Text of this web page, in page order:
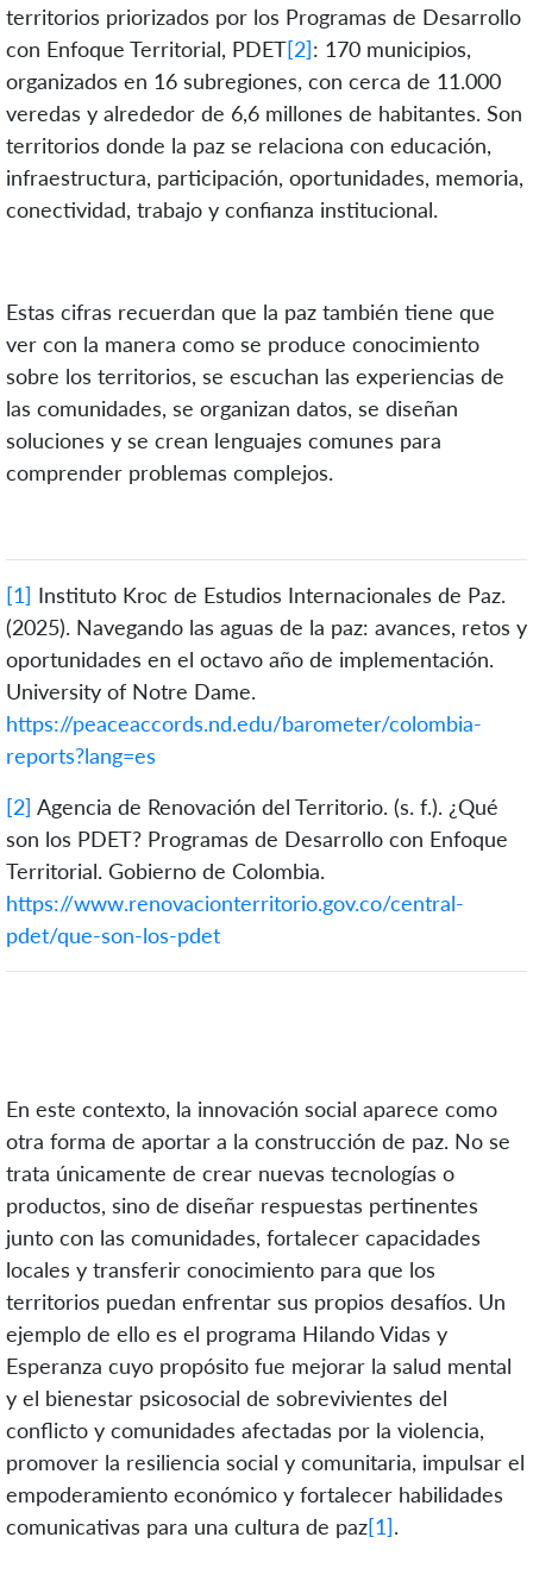
territorios priorizados por los Programas de Desarrollo
con Enfoque Territorial, PDET[2]: 170 municipios,
organizados en 16 subregiones, con cerca de 11.000
veredas y alrededor de 6,6 millones de habitantes. Son
territorios donde la paz se relaciona con educación,
infraestructura, participación, oportunidades, memoria,
conectividad, trabajo y confianza institucional.
Estas cifras recuerdan que la paz también tiene que
ver con la manera como se produce conocimiento
sobre los territorios, se escuchan las experiencias de
las comunidades, se organizan datos, se diseñan
soluciones y se crean lenguajes comunes para
comprender problemas complejos.
[1] Instituto Kroc de Estudios Internacionales de Paz.
(2025). Navegando las aguas de la paz: avances, retos y
oportunidades en el octavo año de implementación.
University of Notre Dame.
https://peaceaccords.nd.edu/barometer/colombia-
reports?lang=es
[2] Agencia de Renovación del Territorio. (s. f.). ¿Qué
son los PDET? Programas de Desarrollo con Enfoque
Territorial. Gobierno de Colombia.
https://www.renovacionterritorio.gov.co/central-
pdet/que-son-los-pdet
En este contexto, la innovación social aparece como
otra forma de aportar a la construcción de paz. No se
trata únicamente de crear nuevas tecnologías o
productos, sino de diseñar respuestas pertinentes
junto con las comunidades, fortalecer capacidades
locales y transferir conocimiento para que los
territorios puedan enfrentar sus propios desafíos. Un
ejemplo de ello es el programa Hilando Vidas y
Esperanza cuyo propósito fue mejorar la salud mental
y el bienestar psicosocial de sobrevivientes del
conflicto y comunidades afectadas por la violencia,
promover la resiliencia social y comunitaria, impulsar el
empoderamiento económico y fortalecer habilidades
comunicativas para una cultura de paz[1].